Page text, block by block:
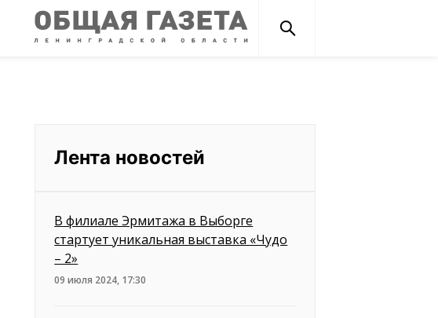
Лента новостей
В филиале Эрмитажа в Выборге
стартует уникальная выставка «Чудо
– 2»
09 июля 2024, 17:30